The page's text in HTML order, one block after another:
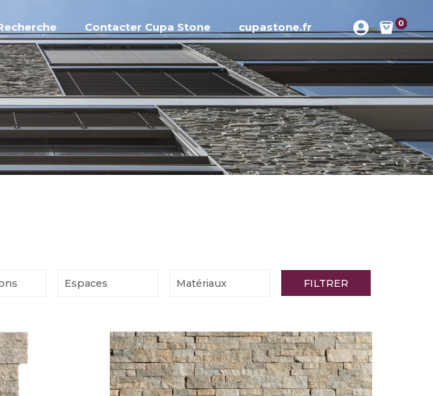
Contacter Cupa Stone cupastone.fr 0
FILTRER